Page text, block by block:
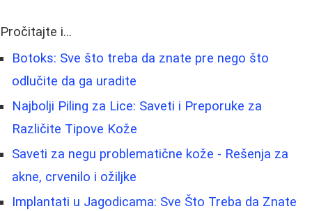
Pročitajte i...
Botoks: Sve što treba da znate pre nego što
odlučite da ga uradite
Najbolji Piling za Lice: Saveti i Preporuke za
Različite Tipove Kože
Saveti za negu problematične kože - Rešenja za
akne, crvenilo i ožiljke
Implantati u Jagodicama: Sve Što Treba da Znate